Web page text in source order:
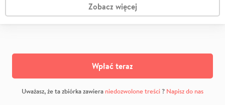
Zobacz więcej
Wpłać teraz
Uważasz, że ta zbiórka zawiera niedozwolone treści? Napisz do nas